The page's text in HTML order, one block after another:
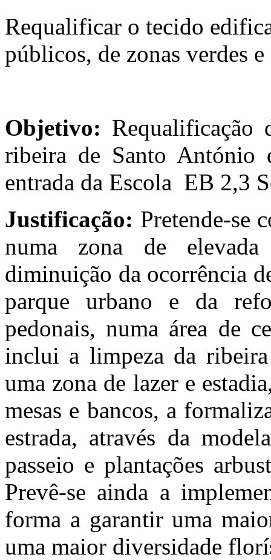
Requalificar o tecido
públicos, de zonas verdes e
Objetivo: Requalificação
ribeira de Santo António
entrada da Escola EB 2,3
Justificação: Pretende-se
numa zona de elevada
diminuição da ocorrência
parque urbano e da
pedonais, numa área de
inclui a limpeza da
uma zona de lazer e
mesas e bancos, a
estrada, através da
passeio e plantações
Prevê-se ainda a
forma a garantir uma
uma maior diversidade